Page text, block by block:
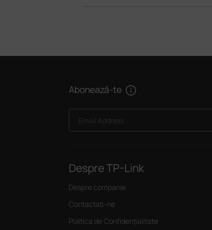
Abonează-te
Despre TP-Link
Despre companie
Contactați-ne
Politica de Confidențialitate